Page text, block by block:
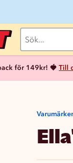
för 149kr! 🍓 Till